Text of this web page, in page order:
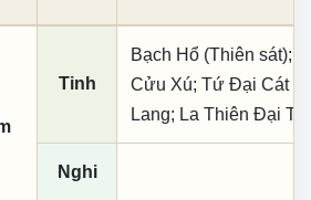
Tinh
Bạch Hổ (Thiên sát);
Cửu Xú; Tứ Đại Cát
Lang; La Thiên Đại
Nghi